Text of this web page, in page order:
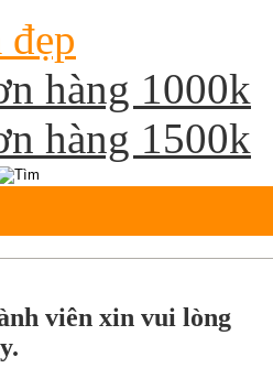
hàng 1000k
hàng 1500k
viên xin vui lòng